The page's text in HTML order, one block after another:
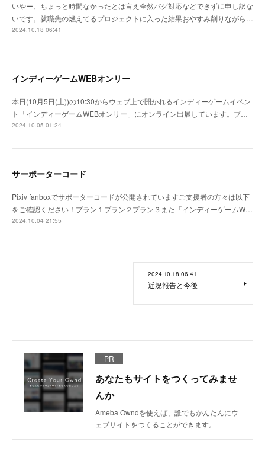
いやー、ちょっと時間なかったとは言え全然バグ対応などできずに申し訳な
いです。就職先の燃えてるプロジェクトに入った結果おやすみ削りながら…
2024.10.18 06:41
インディーゲームWEBオンリー
本日(10月5日(土))の10:30からウェブ上で開かれるインディーゲームイベン
ト「インディーゲームWEBオンリー」にオンライン出展しています。ブ…
2024.10.05 01:24
サーポーターコード
Pixiv fanboxでサポーターコードが公開されていますご支援者の方々は以下
をご確認ください！プラン１プラン２プラン３また「インディーゲームW…
2024.10.04 21:55
2024.10.18 06:41
近況報告と今後
PR
あなたもサイトをつくってみませ
んか
Ameba Owndを使えば、誰でもかんたんにウ
ェブサイトをつくることができます。